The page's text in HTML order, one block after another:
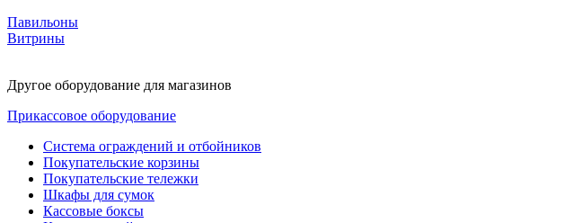
Павильоны
Витрины
Другое оборудование для магазинов
Прикассовое оборудование
Система ограждений и отбойников
Покупательские корзины
Покупательские тележки
Шкафы для сумок
Кассовые боксы